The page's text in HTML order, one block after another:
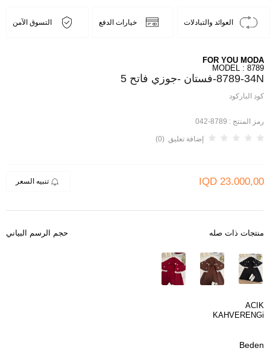
العوائد والتبادلات خيارات الدفع التسوق الآمن
FOR YOU MODA
MODEL : 8789
8789-34N-فستان -جوزي فاتح 5
كود الباركود
رمز المنتج : 8789-042
إضافة تعليق (0)
23.000,00 تنبيه السعر
حجم الرسم البياني منتجات ذات صله
ACIK
KAHVERENGi
Beden